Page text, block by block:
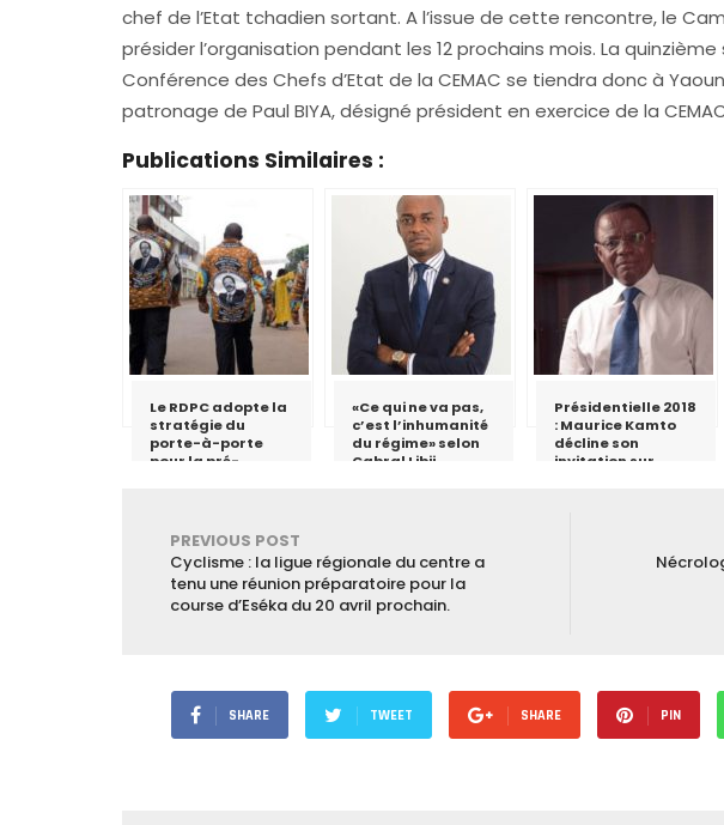
chef de l’Etat tchadien sortant. A l’issue de cette rencontre, le
présider l’organisation pendant les 12 prochains mois. La
Conférence des Chefs d’Etat de la CEMAC se tiendra donc à
patronage de Paul BIYA, désigné président en exercice de la
Publications Similaires :
Le RDPC adopte la
stratégie du
porte-à-porte
pour la pré-
l’Adamaoua
«Ce qui ne va pas,
c’est l’inhumanité
du régime» selon
Cabral Libii
Présidentielle 2018
: Maurice Kamto
décline son
invitation sur
PREVIOUS POST
Cyclisme : la ligue régionale du centre a
tenu une réunion préparatoire pour la
course d’Eséka du 20 avril prochain.
SHARE TWEET SHARE PIN